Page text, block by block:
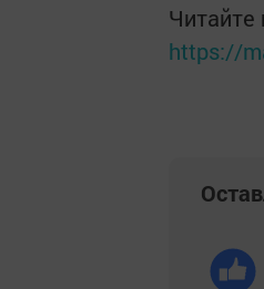
Читайте
https://